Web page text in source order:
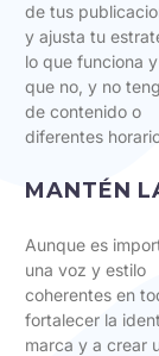
de tus
y ajusta tu
lo que funciona
que no, y no
de contenido o
diferentes
MANTÉN
Aunque es
una voz y estilo
coherentes en
fortalecer la
marca y a crear